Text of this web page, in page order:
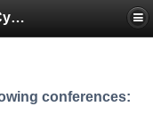
Ramiro Cid - AI & Cybersecurity Blog
conferences: